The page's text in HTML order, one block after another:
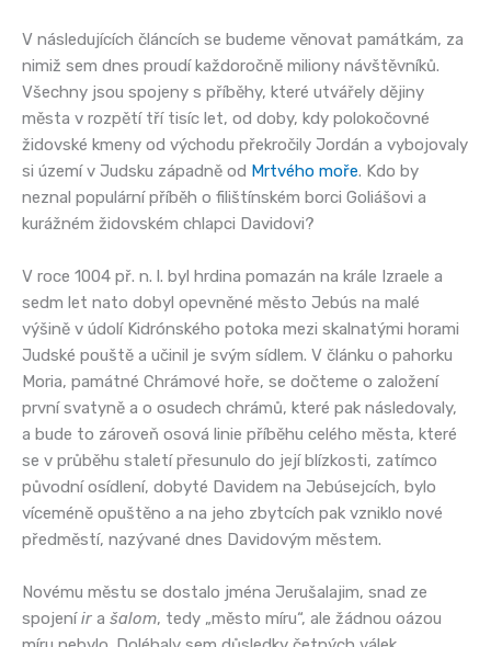
V následujících článcích se budeme věnovat památkám, za
nimiž sem dnes proudí každoročně miliony návštěvníků.
Všechny jsou spojeny s příběhy, které utvářely dějiny
města v rozpětí tří tisíc let, od doby, kdy polokočovné
židovské kmeny od východu překročily Jordán a vybojovaly
si území v Judsku západně od Mrtvého moře. Kdo by
neznal populární příběh o filištínském borci Goliášovi a
kurážném židovském chlapci Davidovi?
V roce 1004 př. n. l. byl hrdina pomazán na krále Izraele a
sedm let nato dobyl opevněné město Jebús na malé
výšině v údolí Kidrónského potoka mezi skalnatými horami
Judské pouště a učinil je svým sídlem. V článku o pahorku
Moria, památné Chrámové hoře, se dočteme o založení
první svatyně a o osudech chrámů, které pak následovaly,
a bude to zároveň osová linie příběhu celého města, které
se v průběhu staletí přesunulo do její blízkosti, zatímco
původní osídlení, dobyté Davidem na Jebúsejcích, bylo
víceméně opuštěno a na jeho zbytcích pak vzniklo nové
předměstí, nazývané dnes Davidovým městem.
Novému městu se dostalo jména Jerušalajim, snad ze
spojeníir a šalom, tedy „město míru“, ale žádnou oázou